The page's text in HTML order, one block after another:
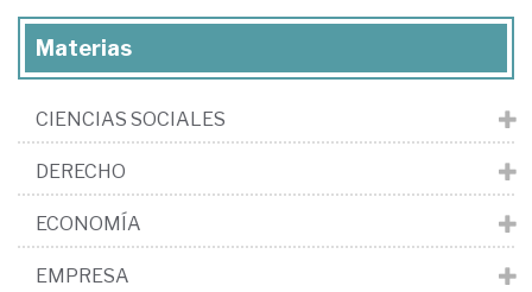
Materias
CIENCIAS SOCIALES
DERECHO
ECONOMÍA
EMPRESA